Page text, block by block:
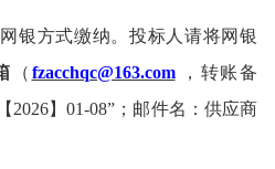
银方式缴纳。 投标人 请将网银
（ fzacchqc@163.com ， 转账备
】01-08”； 邮件名： 供应商